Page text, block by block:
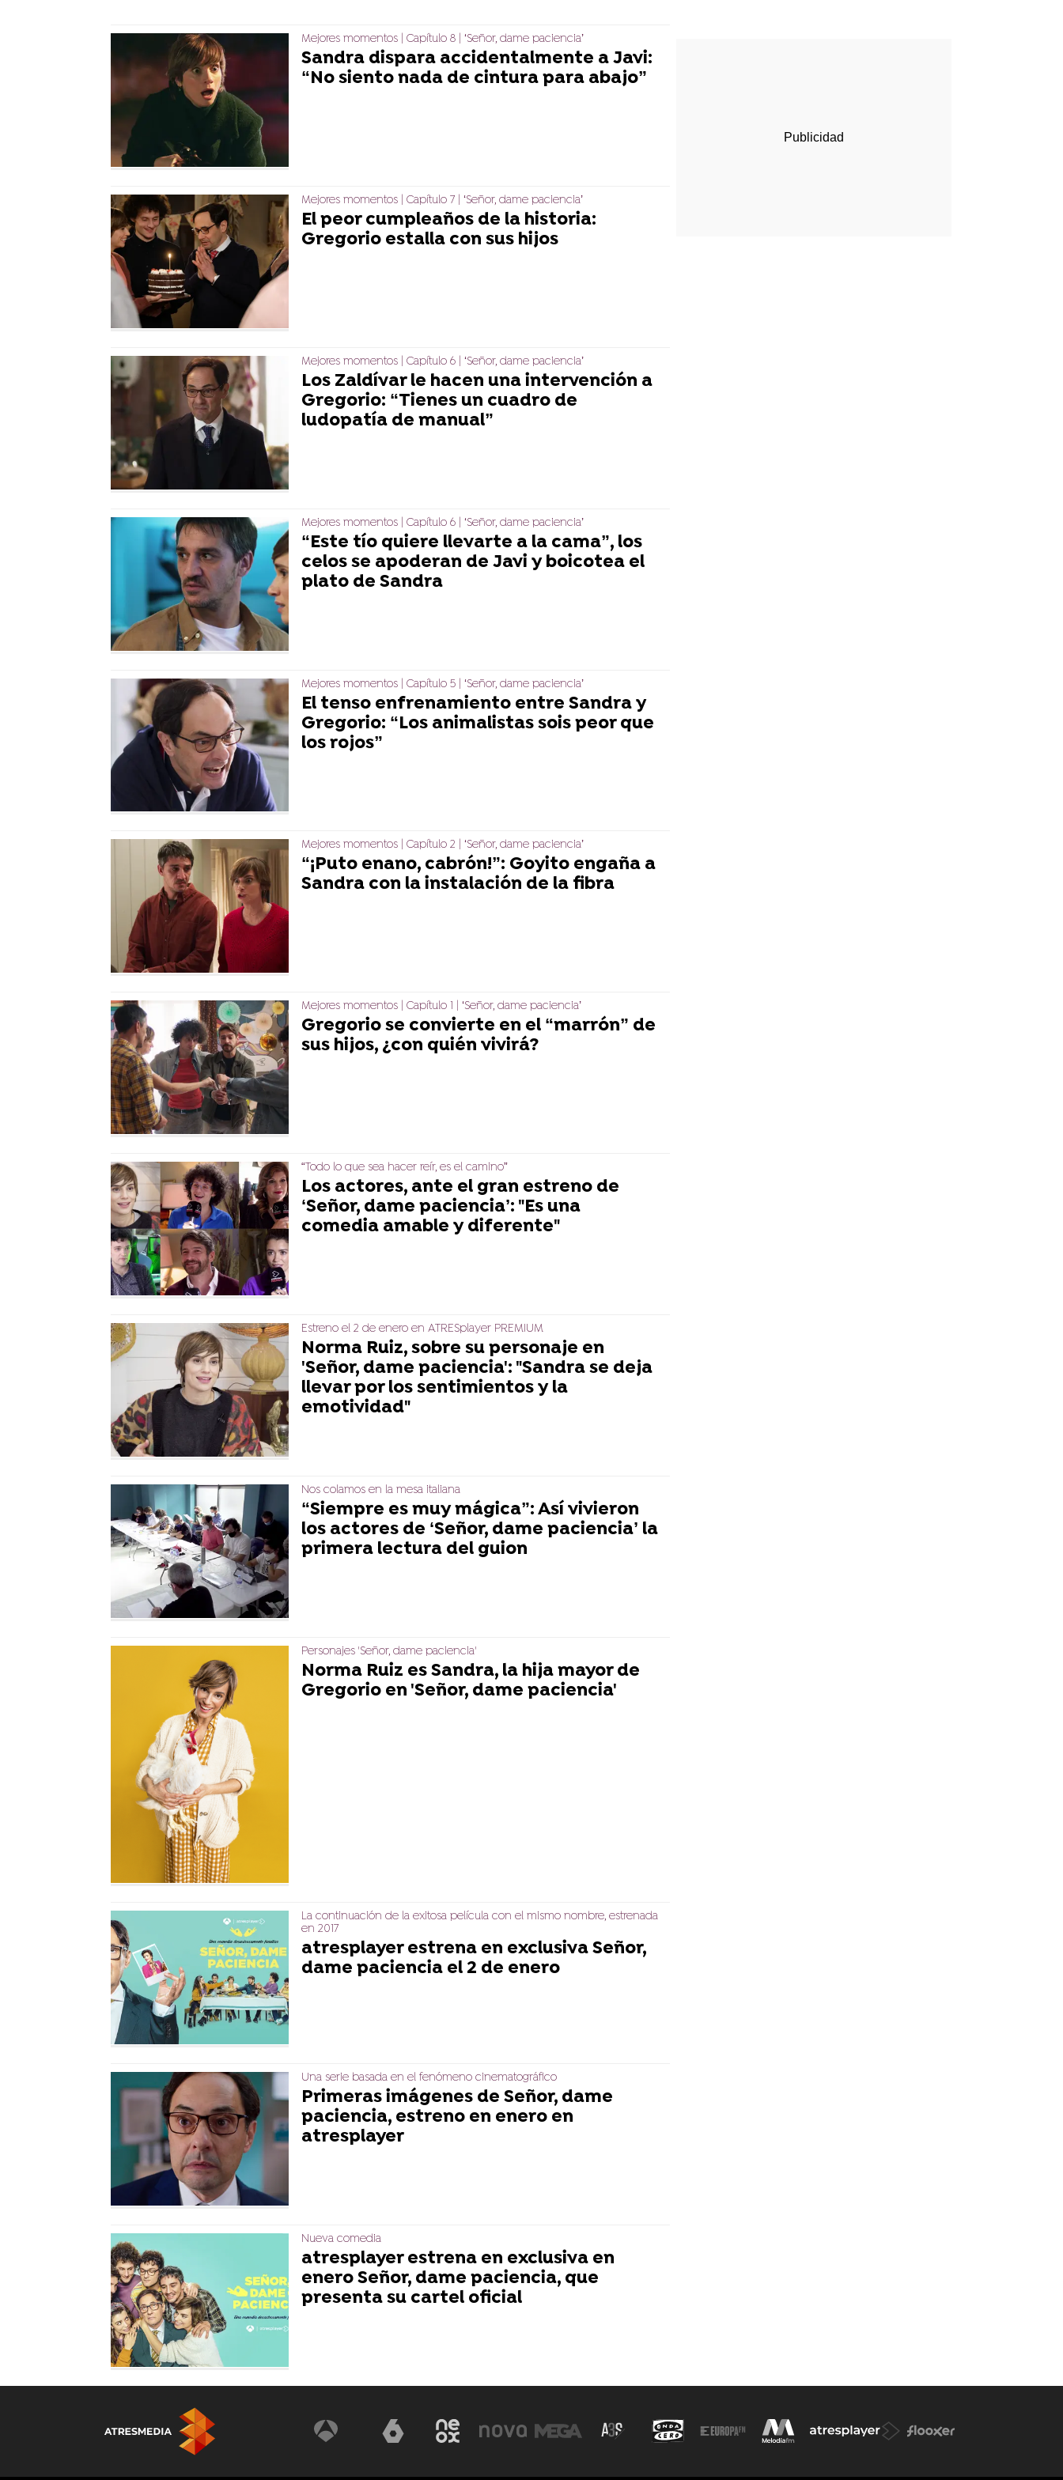
Mejores momentos | Capítulo 8 | ‘Señor, dame paciencia’
Sandra dispara accidentalmente a Javi:
“No siento nada de cintura para abajo”
Mejores momentos | Capítulo 7 | ‘Señor, dame paciencia’
El peor cumpleaños de la historia:
Gregorio estalla con sus hijos
Mejores momentos | Capítulo 6 | ‘Señor, dame paciencia’
Los Zaldívar le hacen una intervención a
Gregorio: “Tienes un cuadro de
ludopatía de manual”
Mejores momentos | Capítulo 6 | ‘Señor, dame paciencia’
“Este tío quiere llevarte a la cama”, los
celos se apoderan de Javi y boicotea el
plato de Sandra
Mejores momentos | Capítulo 5 | ‘Señor, dame paciencia’
El tenso enfrenamiento entre Sandra y
Gregorio: “Los animalistas sois peor que
los rojos”
Mejores momentos | Capítulo 2 | ‘Señor, dame paciencia’
“¡Puto enano, cabrón!”: Goyito engaña a
Sandra con la instalación de la fibra
Mejores momentos | Capítulo 1 | ‘Señor, dame paciencia’
Gregorio se convierte en el “marrón” de
sus hijos, ¿con quién vivirá?
“Todo lo que sea hacer reír, es el camino”
Los actores, ante el gran estreno de
‘Señor, dame paciencia’: "Es una
comedia amable y diferente"
Estreno el 2 de enero en ATRESplayer PREMIUM
Norma Ruiz, sobre su personaje en
'Señor, dame paciencia': "Sandra se deja
llevar por los sentimientos y la
emotividad"
Nos colamos en la mesa italiana
“Siempre es muy mágica”: Así vivieron
los actores de ‘Señor, dame paciencia’ la
primera lectura del guion
Personajes 'Señor, dame paciencia'
Norma Ruiz es Sandra, la hija mayor de
Gregorio en 'Señor, dame paciencia'
La continuación de la exitosa película con el mismo nombre, estrenada
en 2017
atresplayer estrena en exclusiva Señor,
dame paciencia el 2 de enero
Una serie basada en el fenómeno cinematográfico
Primeras imágenes de Señor, dame
paciencia, estreno en enero en
atresplayer
Nueva comedia
atresplayer estrena en exclusiva en
enero Señor, dame paciencia, que
presenta su cartel oficial